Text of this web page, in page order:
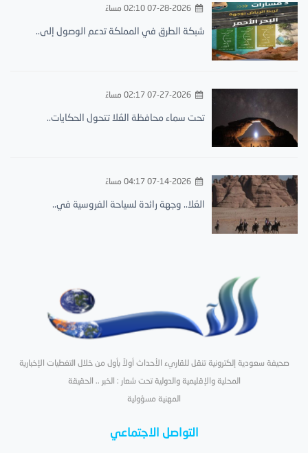
07-28-2026 02:10 مساءً
شبكة الطرق في المملكة تدعم الوصول إلى..
07-27-2026 02:17 مساءً
تحت سماء محافظة العُلا تتحول الحكايات..
07-14-2026 04:17 مساءً
العُلا.. وجهة رائدة لسياحة الفروسية في..
صحيفة سعودية إلكترونية تنقل للقاريء الأحداث أولاً بأول من خلال التغطيات الإخبارية
المحلية والإقليمية والدولية تحت شعار : الخبر .. الحقيقة
المهنية مسؤولية
التواصل الاجتماعي